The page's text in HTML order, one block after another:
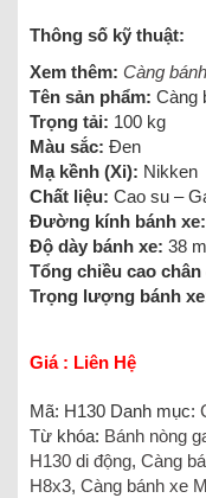
Thông số kỹ thuật:
Xem thêm: Càng
Tên sản phẩm: Càng
Trọng tải: 100 kg
Màu sắc: Đen
Mạ kềnh (Xi): Nikken
Chất liệu: Cao su –
Đường kính bánh xe:
Độ dày bánh xe: 38
Tổng chiều cao chân
Trọng lượng bánh
Giá : Liên Hệ
Mã: H130 Danh mục:
Từ khóa: Bánh nòng
H130 di động, Càng
H8x3, Càng bánh xe